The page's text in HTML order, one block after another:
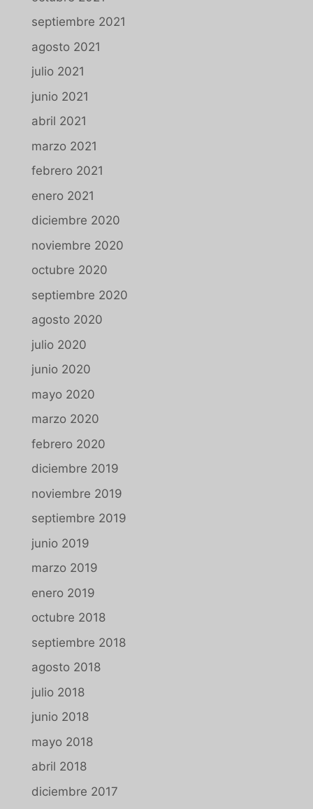
septiembre 2021
agosto 2021
julio 2021
junio 2021
abril 2021
marzo 2021
febrero 2021
enero 2021
diciembre 2020
noviembre 2020
octubre 2020
septiembre 2020
agosto 2020
julio 2020
junio 2020
mayo 2020
marzo 2020
febrero 2020
diciembre 2019
noviembre 2019
septiembre 2019
junio 2019
marzo 2019
enero 2019
octubre 2018
septiembre 2018
agosto 2018
julio 2018
junio 2018
mayo 2018
abril 2018
diciembre 2017